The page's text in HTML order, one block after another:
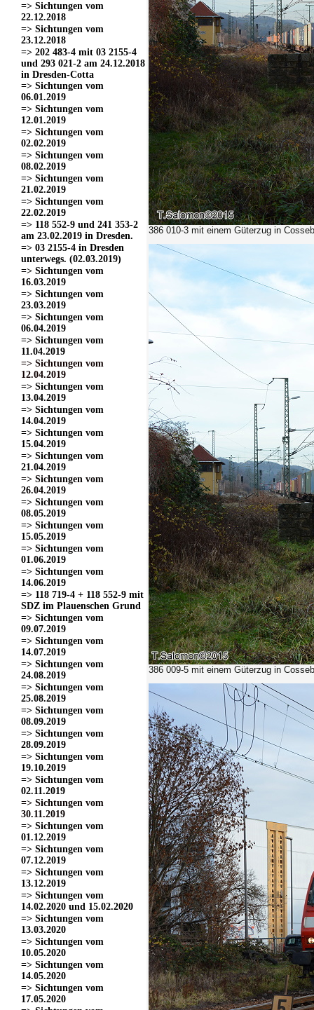
=> Sichtungen vom
22.12.2018
=> Sichtungen vom
23.12.2018
=> 202 483-4 mit 03 2155-4
und 293 021-2 am 24.12.2018
in Dresden-Cotta
=> Sichtungen vom
06.01.2019
=> Sichtungen vom
12.01.2019
=> Sichtungen vom
02.02.2019
=> Sichtungen vom
08.02.2019
=> Sichtungen vom
21.02.2019
=> Sichtungen vom
22.02.2019
=> 118 552-9 und 241 353-2
am 23.02.2019 in Dresden.
=> 03 2155-4 in Dresden
unterwegs. (02.03.2019)
=> Sichtungen vom
16.03.2019
=> Sichtungen vom
23.03.2019
=> Sichtungen vom
06.04.2019
=> Sichtungen vom
11.04.2019
=> Sichtungen vom
12.04.2019
=> Sichtungen vom
13.04.2019
=> Sichtungen vom
14.04.2019
=> Sichtungen vom
15.04.2019
=> Sichtungen vom
21.04.2019
=> Sichtungen vom
26.04.2019
=> Sichtungen vom
08.05.2019
=> Sichtungen vom
15.05.2019
=> Sichtungen vom
01.06.2019
=> Sichtungen vom
14.06.2019
=> 118 719-4 + 118 552-9 mit
SDZ im Plauenschen Grund
=> Sichtungen vom
09.07.2019
=> Sichtungen vom
14.07.2019
=> Sichtungen vom
24.08.2019
=> Sichtungen vom
25.08.2019
=> Sichtungen vom
08.09.2019
=> Sichtungen vom
28.09.2019
=> Sichtungen vom
19.10.2019
=> Sichtungen vom
02.11.2019
=> Sichtungen vom
30.11.2019
=> Sichtungen vom
01.12.2019
=> Sichtungen vom
07.12.2019
=> Sichtungen vom
13.12.2019
=> Sichtungen vom
14.02.2020 und 15.02.2020
=> Sichtungen vom
13.03.2020
=> Sichtungen vom
10.05.2020
=> Sichtungen vom
14.05.2020
=> Sichtungen vom
17.05.2020
386 010-3 mit einem Güterzug in
386 009-5 mit einem Güterzug in